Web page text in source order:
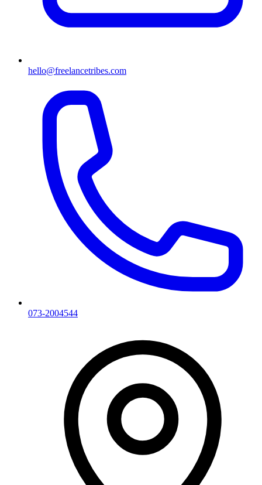
hello@freelancetribes.com
073-2004544